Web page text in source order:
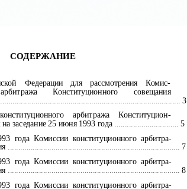
СОДЕРЖАНИЕ
Федерации для рассмотрения
Комис-
арбитража Конституционного
совещания
3
конституционного арбитража
Конституцион-
заседание 25 июня 1993 года ............................... 5
Комиссии конституционного арбитра-
................................................................................... 7
Комиссии конституционного арбитра-
................................................................................... 8
Комиссии конституционного арбитра-